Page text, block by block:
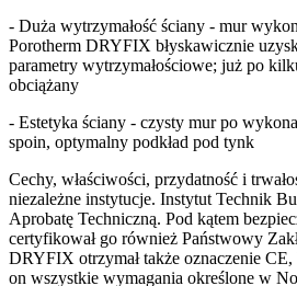
- Duża wytrzymałość ściany - mur
Porotherm DRYFIX błyskawicznie
parametry wytrzymałościowe; już po
obciążany
- Estetyka ściany - czysty mur po
spoin, optymalny podkład pod tynk
Cechy, właściwości, przydatność i
niezależne instytucje. Instytut Technik
Aprobatę Techniczną. Pod kątem
certyfikował go również Państwowy
DRYFIX otrzymał także oznaczenie CE,
on wszystkie wymagania określone w